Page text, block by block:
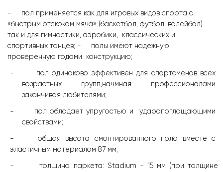
-
пол применяется как для игровых видов спорта с
«быстрым отскоком мяча» (баскетбол, футбол, волейбол)
так и для гимнастики, аэробики, классических и
спортивных танцев; -
полы имеют надежную
проверенную годами конструкцию;
-
пол одинаково эффективен для спортсменов всех
возрастных групп,начмная профессионалами
заканчивая любителями;
-
пол обладает упругостью и
ударопоглощающими
свойствами;
-
общая высота смонтированного пола вместе с
эластичным материалом 87 мм;
-
толщина паркета: Stadium - 15 мм (при толщине